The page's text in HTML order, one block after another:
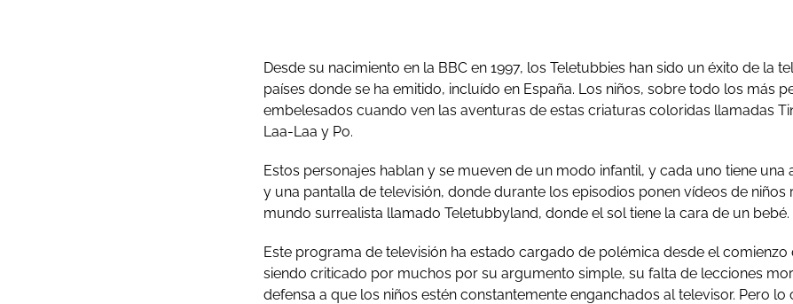
Desde su nacimiento en la BBC en 1997, los Teletubbies han sido un éxito de la
países donde se ha emitido, incluído en España. Los niños, sobre todo los más
embelesados cuando ven las aventuras de estas criaturas coloridas llamadas
Laa-Laa y Po.
Estos personajes hablan y se mueven de un modo infantil, y cada uno tiene una
y una pantalla de televisión, donde durante los episodios ponen vídeos de niños
mundo surrealista llamado Teletubbyland, donde el sol tiene la cara de un bebé.
Este programa de televisión ha estado cargado de polémica desde el comienzo
siendo criticado por muchos por su argumento simple, su falta de lecciones
defensa a que los niños estén constantemente enganchados al televisor. Pero lo